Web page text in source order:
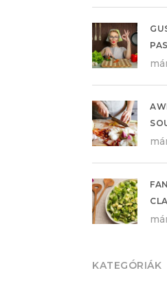
KATEGÓRIÁK